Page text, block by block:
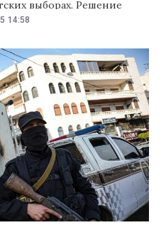
выборах. Решение
передает
суд Румынии рассмотрел
на выборах
Джорджеску. «По итогам
суд
14:58